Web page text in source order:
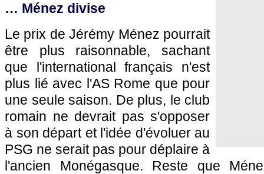
… Ménez divise
Le prix de Jérémy Ménez pourrait
être plus raisonnable, sachant
que l'international français n'est
plus lié avec l'AS Rome que pour
une seule saison. De plus, le club
romain ne devrait pas s'opposer
à son départ et l'idée d'évoluer au
PSG ne serait pas pour déplaire à
l'ancien Monégasque. Reste que